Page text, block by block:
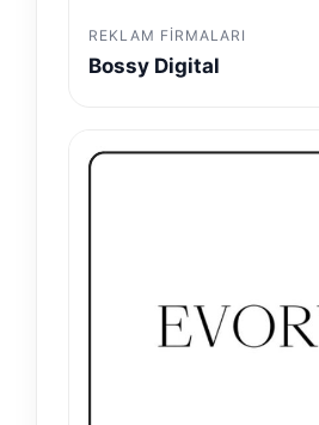
REKLAM FIRMALARI
Bossy Digital